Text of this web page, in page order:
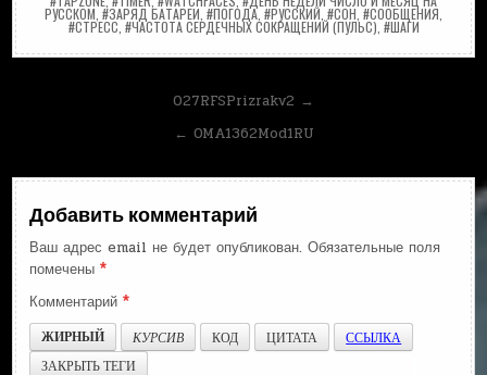
РУССКОМ #ЗАРЯД БАТАРЕИ #ПОГОДА #РУССКИЙ #СОН #СООБЩЕНИЯ
#СТРЕСС #ЧАСТОТА СЕРДЕЧНЫХ СОКРАЩЕНИЙ (ПУЛЬС) #ШАГИ
027RFSPrizrakv2 →
← OMA1362Mod1RU
Добавить комментарий
Ваш адрес email не будет опубликован. Обязательные поля
помечены*
Комментарий*
ЖИРНЫЙ
КУРСИВ КОД ЦИТАТА
ССЫЛКА
ЗАКРЫТЬ ТЕГИ